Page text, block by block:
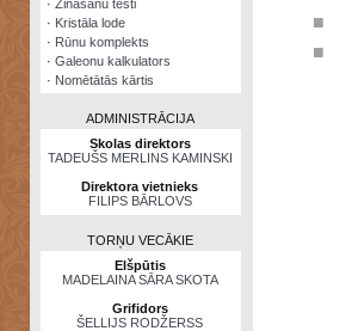
·Zināšanu testi
· Kristāla lode
· Rūnu komplekts
·Galeonu kalkulators
· Nomētātās kārtis
ADMINISTRĀCIJA
Skolas direktors
TADEUŠS MERLINS KAMINSKI
Direktora vietnieks
FILIPS BĀRLOVS
TORŅU VECĀKIE
Elšpūtis
MADELAINA SĀRA SKOTA
Grifidors
ŠELLIJS RODŽERSS
■
■